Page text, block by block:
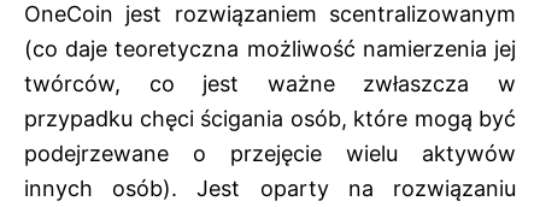
OneCoin jest rozwiązaniem scentralizowanym
(co daje teoretyczna możliwość namierzenia jej
twórców, co jest ważne zwłaszcza w
przypadku chęci ścigania osób, które mogą być
podejrzewane o przejęcie wielu aktywów
innych osób). Jest oparty na rozwiązaniu